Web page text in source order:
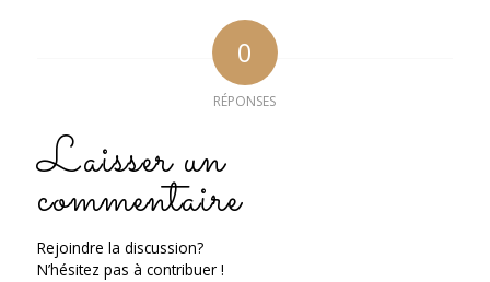
0
RÉPONSES
Laisser un
commentaire
Rejoindre la discussion?
N’hésitez pas à contribuer !